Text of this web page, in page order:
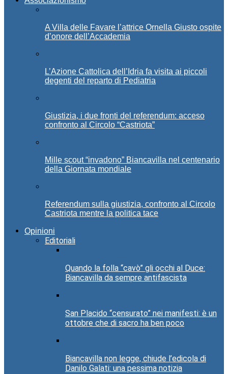
A Villa delle Favare l’attrice Ornella Giusto ospite
d’onore dell’Accademia
L’Azione Cattolica dell’Idria fa visita ai piccoli
degenti del reparto di Pediatria
Giustizia, i due fronti del referendum: acceso
confronto al Circolo “Castriota”
Mille scout “invadono” Biancavilla nel centenario
della Giornata mondiale
Referendum sulla giustizia, confronto al Circolo
Castriota mentre la politica tace
Opinioni
Editoriali
Quando la folla “cavò” gli occhi al Duce:
Biancavilla da sempre antifascista
San Placido “censurato” nei manifesti: è un
ottobre che di sacro ha ben poco
Biancavilla non legge, chiude l’edicola di
Danilo Galati: una pessima notizia